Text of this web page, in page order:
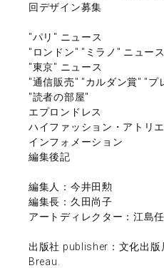
回デザイン募集
"パリ" ニュース
"ロンドン" "ミラノ" ニュース
"東京" ニュース
"通信販売" "カルダン賞" "プ
"読者の部屋"
エプロンドレス
ハイファッション・アトリ
インフォメーション
編集後記
編集人：今井田勲
編集長：久田尚子
アートディレクター：江島任
出版社 publisher：文化出
Breau.